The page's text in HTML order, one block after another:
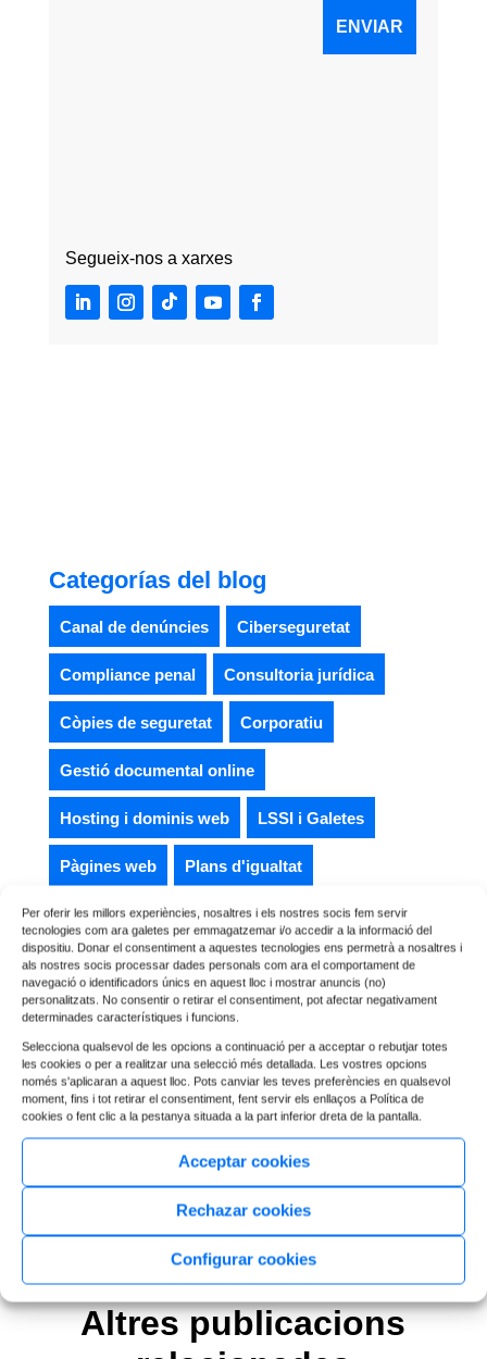
Per oferir les millors experiències, nosaltres i els nostres socis fem servir
tecnologies com ara galetes per emmagatzemar i/o accedir a la informació del
dispositiu. Donar el consentiment a aquestes tecnologies ens permetrà a nosaltres i
als nostres socis processar dades personals com ara el comportament de
navegació o identificadors únics en aquest lloc i mostrar anuncis (no)
personalitzats. No consentir o retirar el consentiment, pot afectar negativament
determinades característiques i funcions.
Selecciona qualsevol de les opcions a continuació per a acceptar o rebutjar totes
les cookies o per a realitzar una selecció més detallada. Les vostres opcions
només s'aplicaran a aquest lloc. Pots canviar les teves preferències en qualsevol
moment, fins i tot retirar el consentiment, fent servir els enllaços a Política de
cookies o fent clic a la pestanya situada a la part inferior dreta de la pantalla.
Acceptar cookies
Rechazar cookies
Configurar cookies
Segueix-nos a xarxes
Categorías del blog
Canal de denúncies Ciberseguretat
Compliance penal Consultoria jurídica
Còpies de seguretat Corporatiu
Gestió documental online
Hosting i dominis web LSSI i Galetes
Pàgines web Plans d'igualtat
Prevenció de Blanqueig de Capitals
Programari empresarial
Protecció de dades i RGPD Sense categoria
Xifrat de fitxers
Altres publicacions